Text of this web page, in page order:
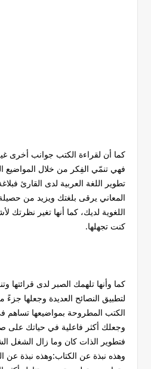
كما أن لقراءة الكتب جوانب أخرى
فهي تنمّي الفِكر من خلال
تطوير اللغة العربية لدى القارئ
المعاني يرقى بلغتك ويزيد من
اللغوية لديك، كما أنها تغير نظرتك
كنت تجهلها.
كما وأنها تلهمك الصبر لدى قرائتها
لتطبيق النصائح العديدة وجعلها
الكتب المطروحة بمواضيعها تساهم
وجعلك أكثر فاعلية في حياتك على
فتطوير الذات كان وما زال الشغل
وهذه نبذة عن الكتاب:وهذه نبذة